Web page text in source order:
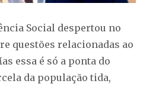
Social despertou no
questões relacionadas ao
essa é só a ponta do
da população tida,